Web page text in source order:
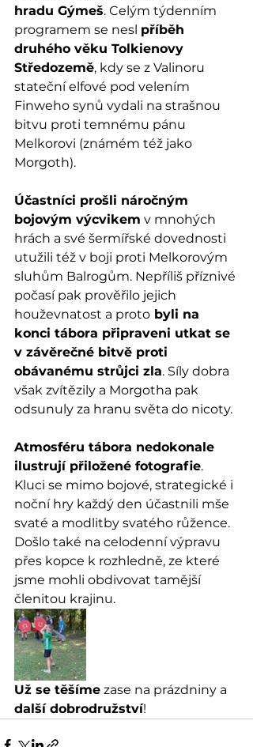
hradu Gýmeš. Celým týdenním
programem se nesl příběh
druhého věku Tolkienovy
Středozemě, kdy se z Valinoru
stateční elfové pod velením
Finweho synů vydali na strašnou
bitvu proti temnému pánu
Melkorovi (známém též jako
Morgoth).
Účastníci prošli náročným
bojovým výcvikem v mnohých
hrách a své šermířské dovednosti
utužili též v boji proti Melkorovým
sluhům Balrogům. Nepříliš příznivé
počasí pak prověřilo jejich
houževnatost a proto byli na
konci tábora připraveni utkat se
v závěrečné bitvě proti
obávanému strůjci zla. Síly dobra
však zvítězily a Morgotha pak
odsunuly za hranu světa do nicoty.
Atmosféru tábora nedokonale
ilustrují přiložené fotografie.
Kluci se mimo bojové, strategické i
noční hry každý den účastnili mše
svaté a modlitby svatého růžence.
Došlo také na celodenní výpravu
přes kopce k rozhledně, ze které
jsme mohli obdivovat tamější
členitou krajinu.
Už se těšíme zase na prázdniny a
další dobrodružství!